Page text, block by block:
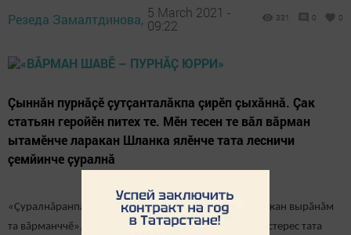
Резеда Замалтдинова, 5 March 2021 -
09:22
331 0 0
Çыннăн пурнӑҫӗ ҫутҫанталӑкпа çирӗп ҫыхӑннă. Çак
статьян геройӗн питех те. Мӗн тесен те вăл вăрман
ытамӗнче ларакан Шланка ялӗнче тата лесничи
ҫемйинче ҫуралнӑ
«Çуралнăранпах телейлӗ эпӗ – мӗншӗн тесен пурăнакан вырăнăм
та вăрманччӗ», тет вӑл хӑй те. Çӗпрел вăрманӗсене ӳстерес тата